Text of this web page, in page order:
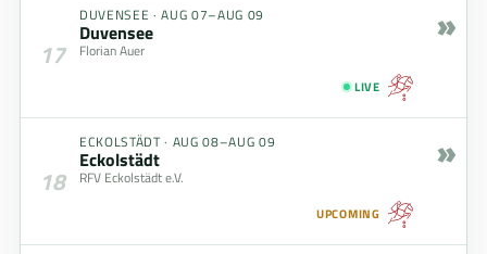
17
DUVENSEE ·AUG 07–AUG 09
Duvensee
Florian Auer
LIVE
»
18
ECKOLSTÄDT · AUG 08–AUG 09
Eckolstädt
RFV Eckolstädt e.V.
UPCOMING
»